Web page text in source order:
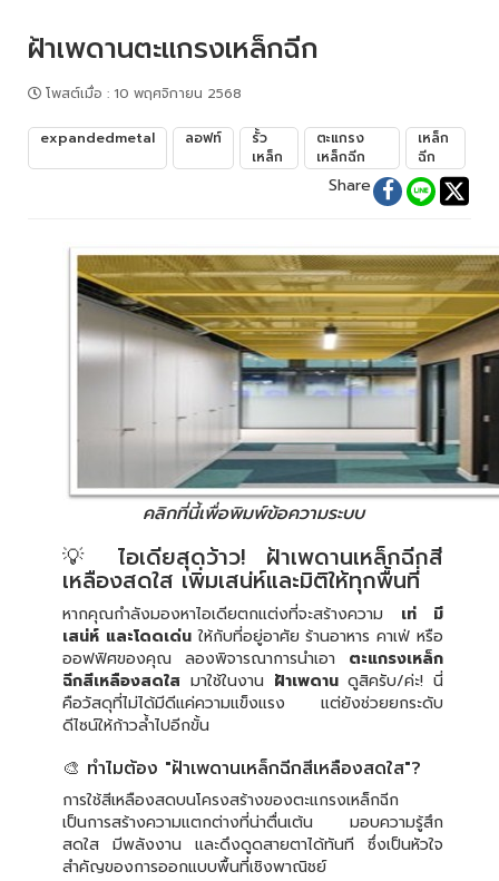
ฝ้าเพดานตะแกรงเหล็กฉีก
โพสต์เมื่อ : 10 พฤศจิกายน 2568
expandedmetal ลอฟท์
รั้ว
เหล็ก
ตะแกรง
เหล็กฉีก
เหล็ก
ฉีก
Share
คลิกที่นี้เพื่อพิมพ์ข้อความระบบ
💡 ไอเดียสุดว้าว! ฝ้าเพดานเหล็กฉีกสี
เหลืองสดใส เพิ่มเสน่ห์และมิติให้ทุกพื้นที่
หากคุณกำลังมองหาไอเดียตกแต่งที่จะสร้างความ เท่ มี
เสน่ห์ และโดดเด่นให้กับที่อยู่อาศัย ร้านอาหาร คาเฟ่ หรือ
ออฟฟิศของคุณ ลองพิจารณาการนำเอา ตะแกรงเหล็ก
ฉีกสีเหลืองสดใส มาใช้ในงาน ฝ้าเพดานดูสิครับ/ค่ะ! นี่
คือวัสดุที่ไม่ได้มีดีแค่ความแข็งแรง แต่ยังช่วยยกระดับ
ดีไซน์ให้ก้าวล้ำไปอีกขั้น
🎨 ทำไมต้อง "ฝ้าเพดานเหล็กฉีกสีเหลืองสดใส"?
การใช้สีเหลืองสดบนโครงสร้างของตะแกรงเหล็กฉีก
เป็นการสร้างความแตกต่างที่น่าตื่นเต้น มอบความรู้สึก
สดใส มีพลังงาน และดึงดูดสายตาได้ทันที ซึ่งเป็นหัวใจ
สำคัญของการออกแบบพื้นที่เชิงพาณิชย์